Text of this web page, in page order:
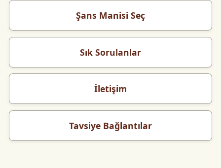
Şans Manisi Seç
Sık Sorulanlar
İletişim
Tavsiye Bağlantılar